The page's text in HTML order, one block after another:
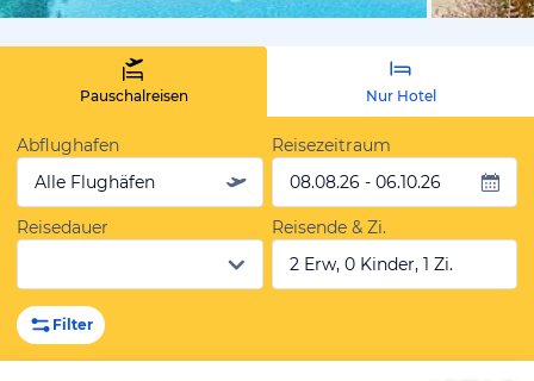
Pauschalreisen Nur Hotel
Abflughafen
Alle Flughäfen
Reisezeitraum
08.08.26 - 06.10.26
Reisedauer
Reisende & Zi.
2 Erw, 0 Kinder, 1 Zi.
Filter